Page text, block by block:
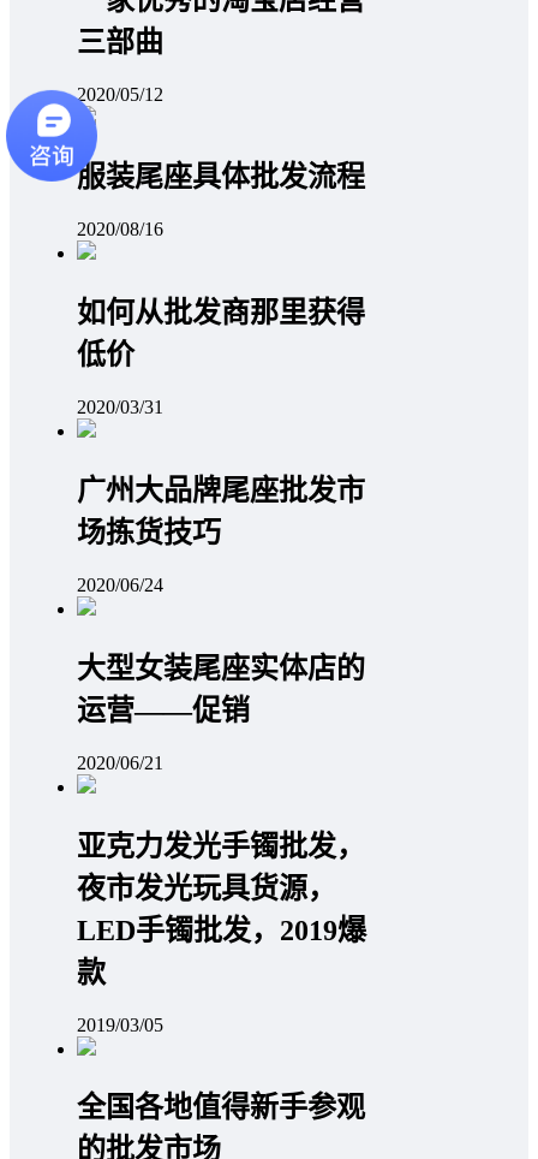
三部曲
2020/05/12
服装尾座具体批发流程
2020/08/16
如何从批发商那里获得
低价
2020/03/31
广州大品牌尾座批发市
场拣货技巧
2020/06/24
大型女装尾座实体店的
运营——促销
2020/06/21
亚克力发光手镯批发，
夜市发光玩具货源，
LED手镯批发，2019爆
款
2019/03/05
全国各地值得新手参观
的批发市场